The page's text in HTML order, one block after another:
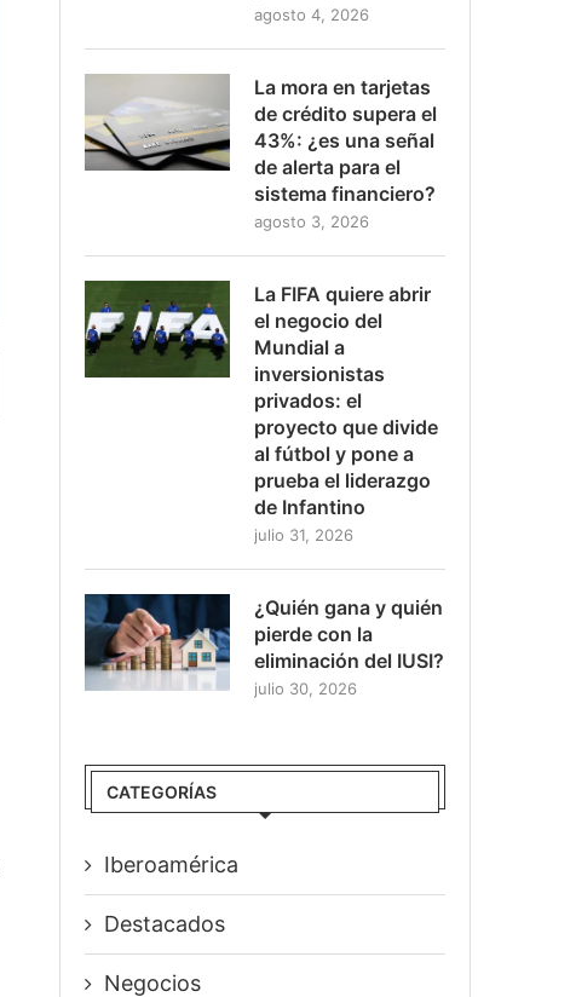
agosto 4, 2026
La mora en tarjetas
de crédito supera el
43%: ¿es una señal
de alerta para el
sistema financiero?
agosto 3, 2026
La FIFA quiere abrir
el negocio del
Mundial a
inversionistas
privados: el
proyecto que divide
al fútbol y pone a
prueba el liderazgo
de Infantino
julio 31, 2026
¿Quién gana y quién
pierde con la
eliminación del IUSI?
julio 30, 2026
CATEGORÍAS
Iberoamérica
Destacados
Negocios